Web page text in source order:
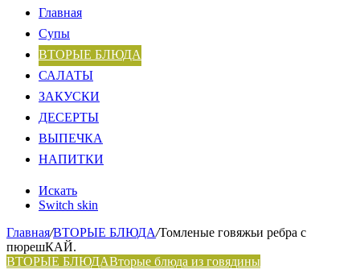
Главная
Супы
ВТОРЫЕ БЛЮДА
САЛАТЫ
ЗАКУСКИ
ДЕСЕРТЫ
ВЫПЕЧКА
НАПИТКИ
Искать
Switch skin
Главная/ВТОРЫЕ БЛЮДА/Томленые говяжьи ребра с
пюрешКАЙ.
ВТОРЫЕ БЛЮДАВторые блюда из говядины